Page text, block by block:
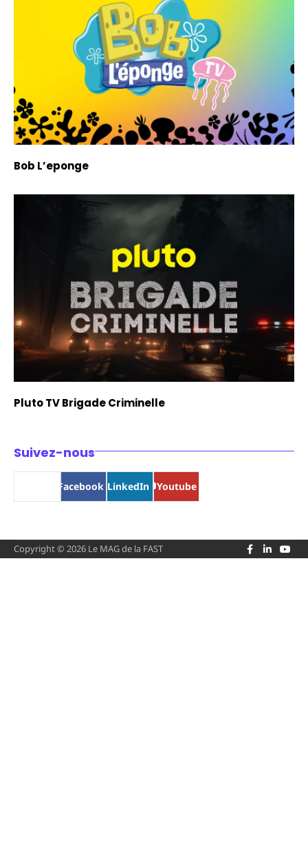
Bob L’eponge
Pluto TV Brigade Criminelle
Suivez-nous
Facebook LinkedIn Youtube
Copyright © 2026 Le MAG de la FAST BlueskyFacebook
LinkedIn